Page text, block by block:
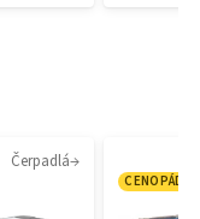
Čerpadlá
CENOPÁD